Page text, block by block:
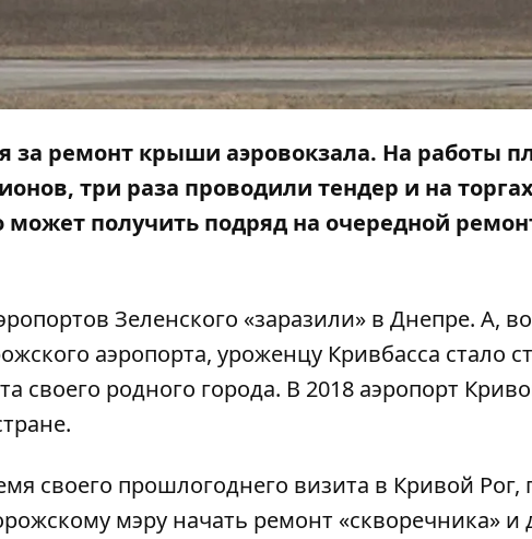
за ремонт крыши аэровокзала. На работы
три раза проводили тендер и на
может получить подряд на очередной
Зеленского «заразили» в Днепре. А,
аэропорта, уроженцу Кривбасса стало
своего родного города. В 2018 аэропорт
.
своего прошлогоднего визита в Кривой Рог,
мэру начать ремонт «скворечника» и